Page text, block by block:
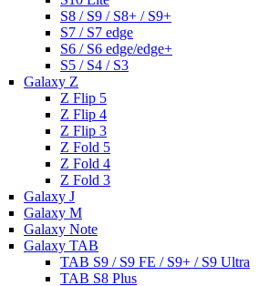
S8 / S9 / S8+ / S9+
S7 / S7 edge
S6 / S6 edge/edge+
S5 / S4 / S3
Galaxy Z
Z Flip 5
Z Flip 4
Z Flip 3
Z Fold 5
Z Fold 4
Z Fold 3
Galaxy J
Galaxy M
Galaxy Note
Galaxy TAB
TAB S9 / S9 FE / S9+ / S9 Ultra
TAB S8 Plus